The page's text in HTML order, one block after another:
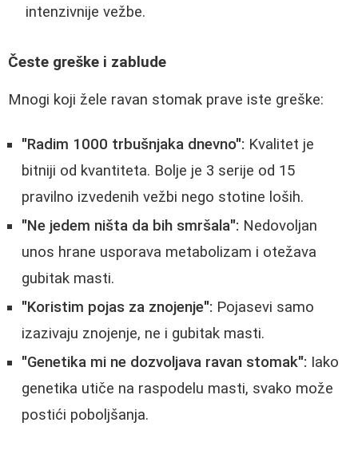
intenzivnije vežbe.
Česte greške i zablude
Mnogi koji žele ravan stomak prave iste greške:
"Radim 1000 trbušnjaka dnevno": Kvalitet je
bitniji od kvantiteta. Bolje je 3 serije od 15
pravilno izvedenih vežbi nego stotine loših.
"Ne jedem ništa da bih smršala": Nedovoljan
unos hrane usporava metabolizam i otežava
gubitak masti.
"Koristim pojas za znojenje": Pojasevi samo
izazivaju znojenje, ne i gubitak masti.
"Genetika mi ne dozvoljava ravan stomak": Iako
genetika utiče na raspodelu masti, svako može
postići poboljšanja.